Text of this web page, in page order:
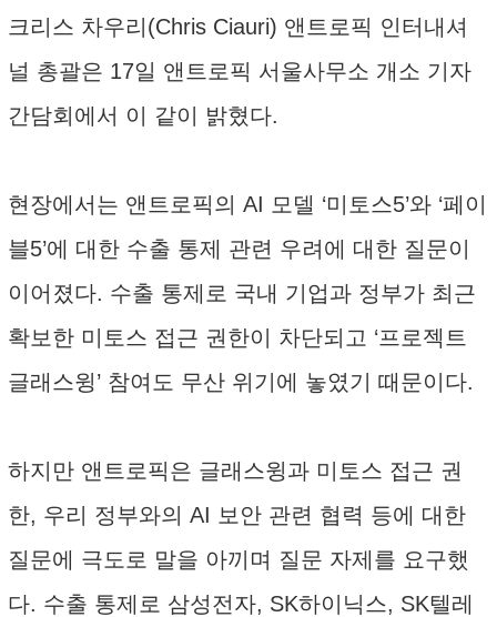
크리스 차우리(Chris Ciauri) 앤트로픽 인터내셔
널 총괄은 17일 앤트로픽 서울사무소 개소 기자
간담회에서 이 같이 밝혔다.
현장에서는 앤트로픽의 AI 모델 ‘미토스5’와 ‘페이
블5’에 대한 수출 통제 관련 우려에 대한 질문이
이어졌다. 수출 통제로 국내 기업과 정부가 최근
확보한 미토스 접근 권한이 차단되고 ‘프로젝트
글래스윙’ 참여도 무산 위기에 놓였기 때문이다.
하지만 앤트로픽은 글래스윙과 미토스 접근 권
한, 우리 정부와의 AI 보안 관련 협력 등에 대한
질문에 극도로 말을 아끼며 질문 자제를 요구했
다. 수출 통제로 삼성전자, SK하이닉스, SK텔레